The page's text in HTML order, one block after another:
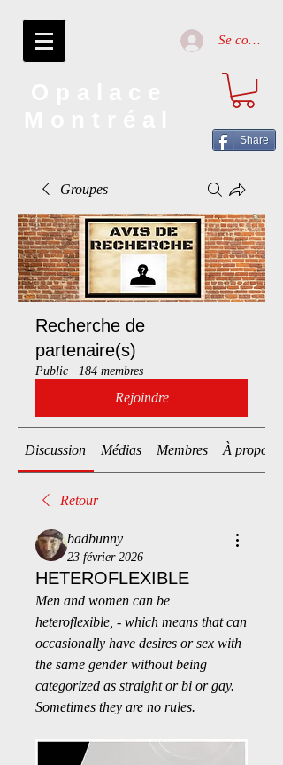
Se connecter
Share
Groupes
Recherche de
partenaire(s)
Public · 184 membres
Rejoindre
Discussion Médias Membres À propos
Retour
badbunny
23 février 2026
HETEROFLEXIBLE
Men and women can be
heteroflexible, - which means that can
occasionally have desires or sex with
the same gender without being
categorized as straight or bi or gay.
Sometimes they are no rules.